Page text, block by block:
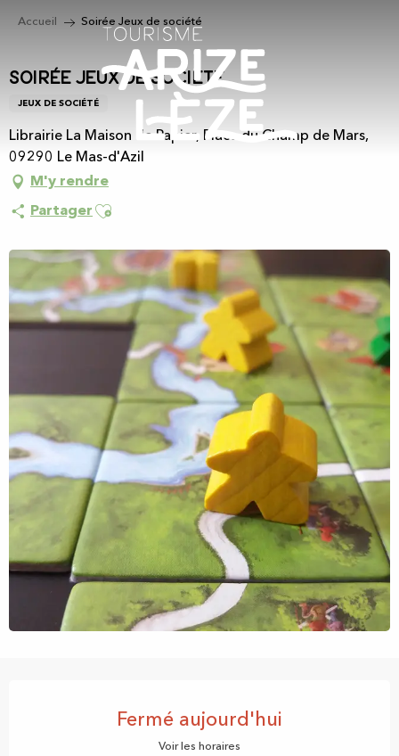
principal
Accueil Soirée Jeux de société
Soirée Jeux de société
JEUX DE SOCIÉTÉ
Librairie La Maison de Papier, Place du Champ de Mars,
09290 Le Mas-d'Azil
M'y rendre
Partager Ajouter aux favoris
Fermé aujourd'hui
Voir les horaires